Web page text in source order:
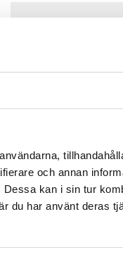
och annan
kan i sin tur
du har använt deras
Dualit Kaffekvarn
DUALIT
2259